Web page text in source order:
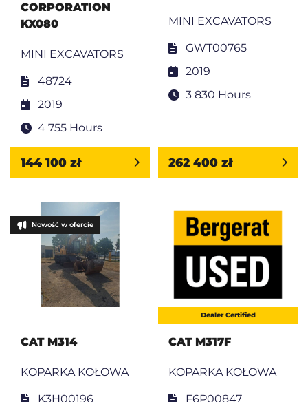
CORPORATION
KX080
MINI EXCAVATORS
48724
2019
4 755 Hours
144 100 zł
MINI EXCAVATORS
GWT00765
2019
3 830 Hours
262 400 zł
Nowość w ofercie
CAT M314
KOPARKA KOŁOWA
K3H00196
Dealer Certified
CAT M317F
KOPARKA KOŁOWA
F6P00847